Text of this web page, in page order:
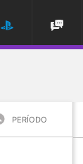
PERÍODO